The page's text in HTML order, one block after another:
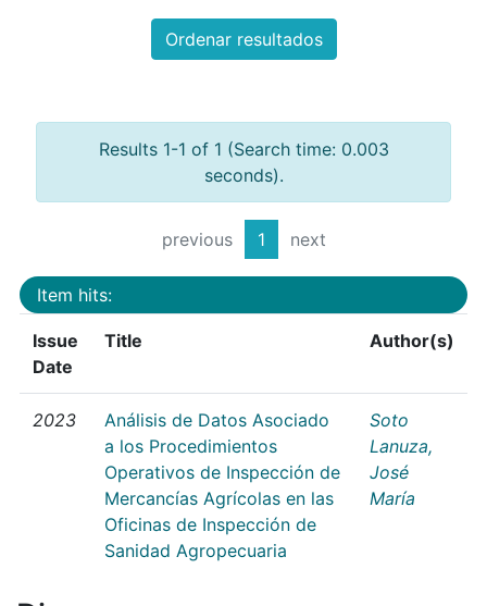
Ordenar resultados
Results 1-1 of 1 (Search time: 0.003
seconds).
previous 1 next
Item hits:
Issue
Date
Title Author(s)
2023
Análisis de Datos Asociado
a los Procedimientos
Operativos de Inspección de
Mercancías Agrícolas en las
Oficinas de Inspección de
Sanidad Agropecuaria
Soto
Lanuza,
José
María